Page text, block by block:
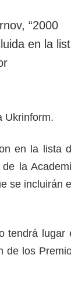
“2000
en la
Ukrinform.
en la lista
la
se incluirán
tendrá lugar
de los